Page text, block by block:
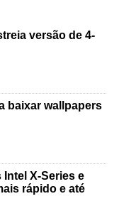
versão de 4-
baixar wallpapers
X-Series e
rápido e até